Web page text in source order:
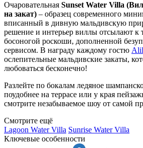
Очаровательная Sunset Water Villa
на закат) – образец современного
вписанный в дивную мальдивскую
решение и интерьер виллы отсылают к
босоногой роскоши, дополненной
сервисом. В награду каждому гостю
ослепительные мальдивские закаты,
любоваться бесконечно!
Разлейте по бокалам ледяное
поудобнее на террасе или у края
смотрите незабываемое шоу от самой
Смотрите ещё
Lagoon Water Villa Sunrise Water Villa
Ключевые особенности